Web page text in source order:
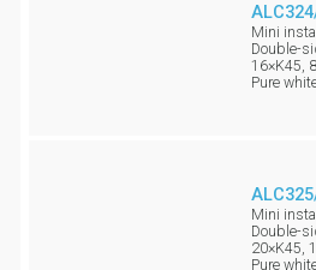
Mini
Double-
16×K45,
Pure
Mini
Double-
20×K45,
Pure